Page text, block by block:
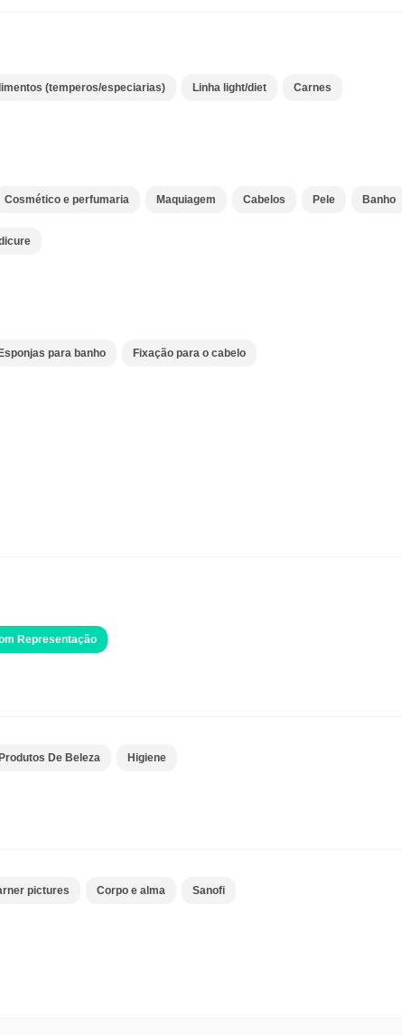
(temperos/especiarias) Linha light/diet Carnes
Cosmético e perfumaria Maquiagem Cabelos Pele Banho
Esponjas para banho Fixação para o cabelo
Representação
Produtos De Beleza Higiene
pictures Corpo e alma Sanofi